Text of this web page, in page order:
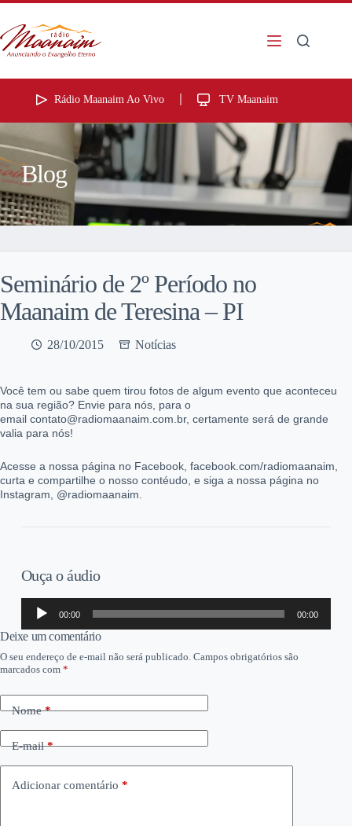
Rádio Maanaim Ao Vivo TV Maanaim
Blog
Seminário de 2º Período no
Maanaim de Teresina – PI
28/10/2015 Notícias
Você tem ou sabe quem tirou fotos de algum evento que aconteceu
na sua região? Envie para nós, para o
email contato@radiomaanaim.com.br, certamente será de grande
valia para nós!
Acesse a nossa página no Facebook, facebook.com/radiomaanaim,
curta e compartilhe o nosso contéudo, e siga a nossa página no
Instagram, @radiomaanaim.
Ouça o áudio
Tocador
áudio
00:00 00:00
Deixe um comentário
O seu endereço de e-mail não será publicado. Campos obrigatórios são
marcados com *
Nome*
E-mail*
Adicionar comentário *